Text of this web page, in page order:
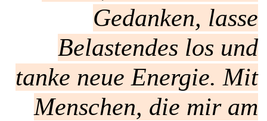
Gedanken, lasse
Belastendes los und
tanke neue Energie. Mit
Menschen, die mir am